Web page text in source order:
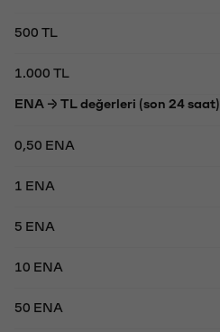
500 TL
1.000 TL
ENA → TL değerleri (son 24 saat)
0,50 ENA
1 ENA
5 ENA
10 ENA
50 ENA